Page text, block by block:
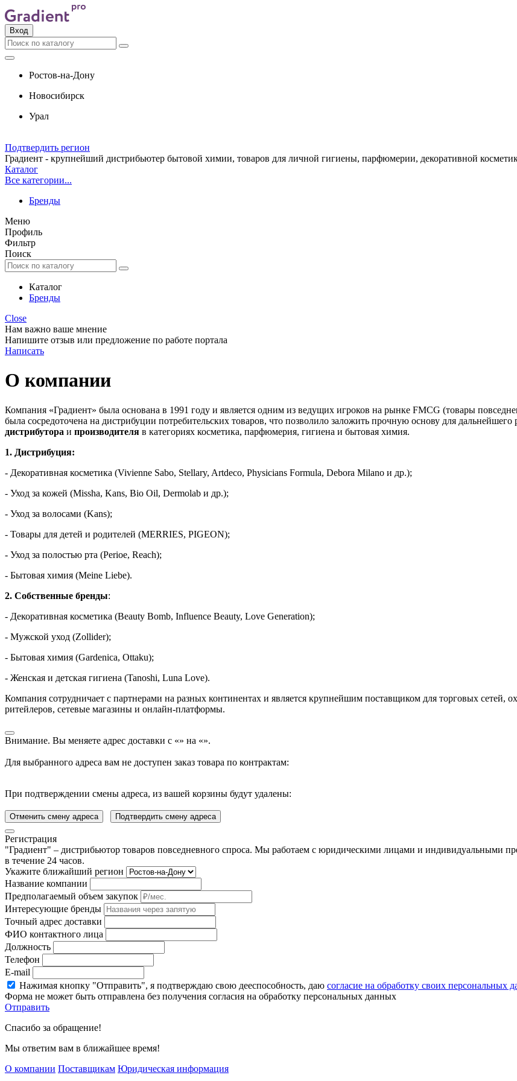
Вход
Ростов-на-Дону
Новосибирск
Урал
Подтвердить регион
Градиент - крупнейший дистрибьютер бытовой химии, товаров для личной гигиены, парфюмерии, декоративной
Каталог
Все категории...
Бренды
Меню
Профиль
Фильтр
Поиск
Каталог
Бренды
Close
Нам важно ваше мнение
Напишите отзыв или предложение по работе портала
Написать
О компании
Компания «Градиент» была основана в 1991 году и является одним из ведущих игроков на рынке FMCG (товары
была сосредоточена на дистрибуции потребительских товаров, что позволило заложить прочную основу для
дистрибутора и производителя в категориях косметика, парфюмерия, гигиена и бытовая химия.
1. Дистрибуция:
- Декоративная косметика (Vivienne Sabo, Stellary, Artdeco, Physicians Formula, Debora Milano и др.);
- Уход за кожей (Missha, Kans, Bio Oil, Dermolab и др.);
- Уход за волосами (Kans);
- Товары для детей и родителей (MERRIES, PIGEON);
- Уход за полостью рта (Perioe, Reach);
- Бытовая химия (Meine Liebe).
2. Собственные бренды:
- Декоративная косметика (Beauty Bomb, Influence Beauty, Love Generation);
- Мужской уход (Zollider);
- Бытовая химия (Gardenica, Ottaku);
- Женская и детская гигиена (Tanoshi, Luna Love).
Компания сотрудничает с партнерами на разных континентах и является крупнейшим поставщиком для торговых сетей,
ритейлеров, сетевые магазины и онлайн-платформы.
Внимание. Вы меняете адрес доставки с «» на «».
Для выбранного адреса вам не доступен заказ товара по контрактам:
При подтверждении смены адреса, из вашей корзины будут удалены:
Отменить смену адреса Подтвердить смену адреса
Регистрация
"Градиент" – дистрибьютор товаров повседневного спроса. Мы работаем с юридическими лицами и индивидуальными
в течение 24 часов.
Укажите ближайший регион
Название компании
Предполагаемый объем закупок
Интересующие бренды
Точный адрес доставки
ФИО контактного лица
Должность
Телефон
E-mail
Нажимая кнопку "Отправить", я подтверждаю свою дееспособность, даю согласие на обработку своих персональных
Форма не может быть отправлена без получения согласия на обработку персональных данных
Отправить
Спасибо за обращение!
Мы ответим вам в ближайшее время!
О компании Поставщикам Юридическая информация